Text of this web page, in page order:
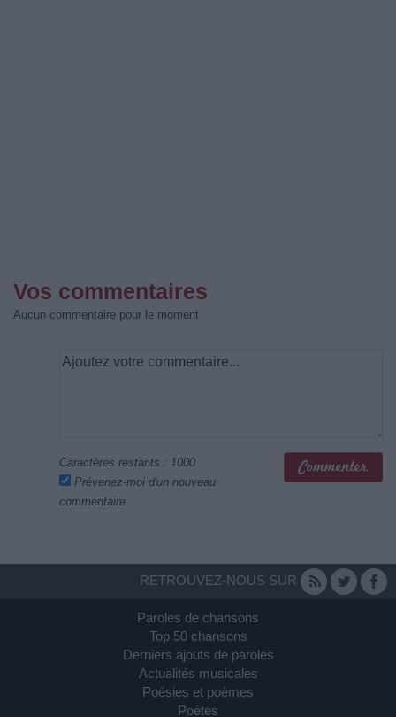
Vos commentaires
Aucun commentaire pour le moment
Caractères restants : 1000
Prévenez-moi d'un nouveau
commentaire
RETROUVEZ-NOUS SUR
Paroles de chansons
Top 50 chansons
Derniers ajouts de paroles
Actualités musicales
Poésies et poèmes
Poètes